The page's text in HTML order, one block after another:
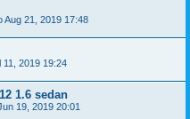
Aug 21, 2019 17:48
11, 2019 19:24
1.6 sedan
19, 2019 20:01